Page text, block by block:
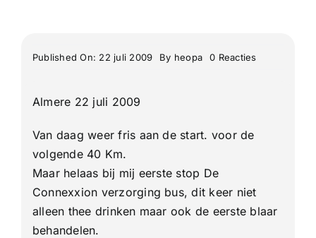
Published On: 22 juli 2009 By heopa 0 Reactieson
Almere 22 juli 2009
Van daag weer fris aan de start. voor de
volgende 40 Km.
Maar helaas bij mij eerste stop De
Connexxion verzorging bus, dit keer niet
alleen thee drinken maar ook de eerste blaar
behandelen.